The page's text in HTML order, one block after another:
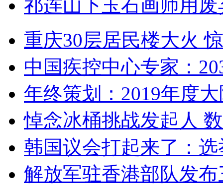
祁连山下玉石画师用
重庆30层居民楼大火
中国疾控中心专家：
年终策划：2019年度
悼念冰桶挑战发起人
韩国议会打起来了：
解放军驻香港部队发